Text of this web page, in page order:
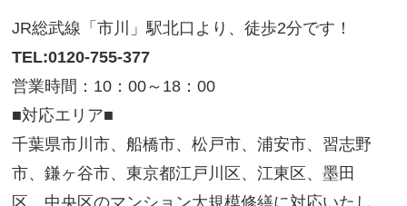
JR総武線「市川」駅北口より、徒歩2分です！
TEL:0120-755-377
営業時間：10：00～18：00
■対応エリア■
千葉県市川市、船橋市、松戸市、浦安市、習志野
市、鎌ヶ谷市、東京都江戸川区、江東区、墨田